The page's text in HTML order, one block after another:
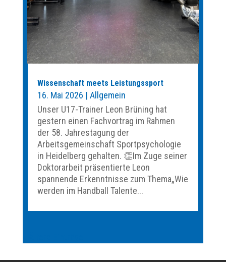
Wissenschaft meets Leistungssport
16. Mai 2026 | Allgemein
Unser U17-Trainer Leon Brüning hat
gestern einen Fachvortrag im Rahmen
der 58. Jahrestagung der
Arbeitsgemeinschaft Sportpsychologie
in Heidelberg gehalten. 👏Im Zuge seiner
Doktorarbeit präsentierte Leon
spannende Erkenntnisse zum Thema„Wie
werden im Handball Talente...